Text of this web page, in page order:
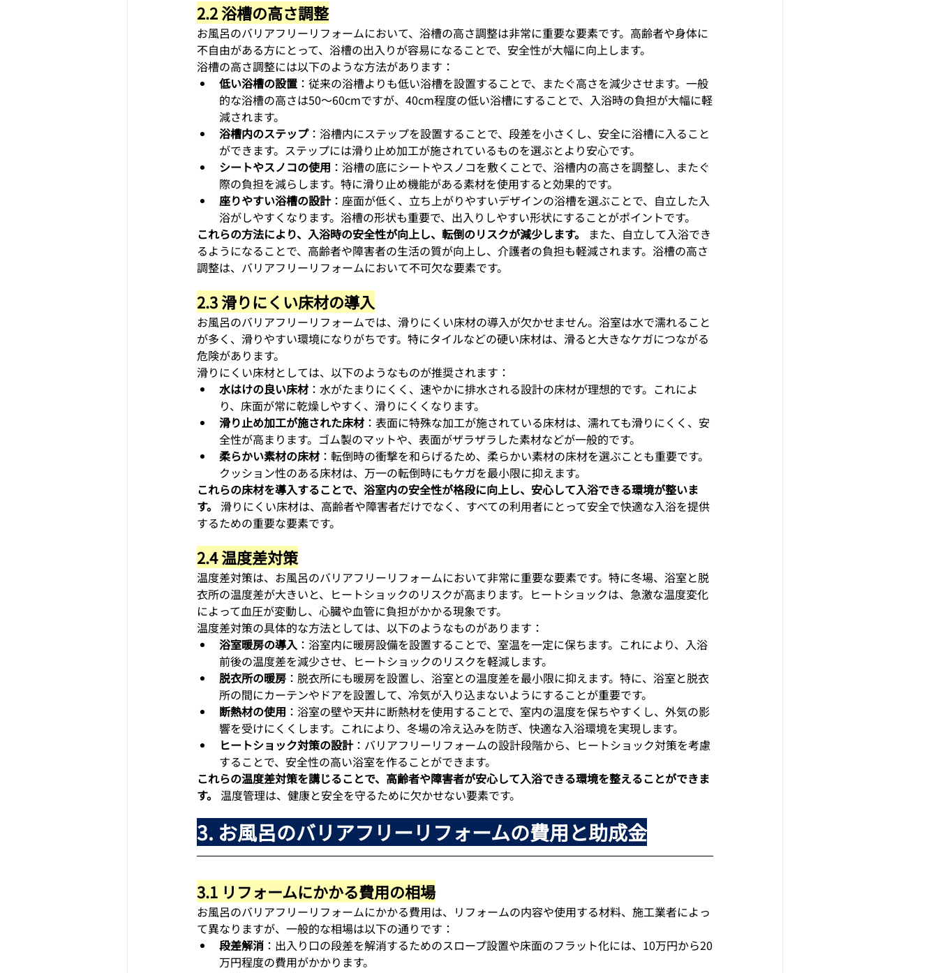
2.2 浴槽の高さ調整
お風呂のバリアフリーリフォームにおいて、浴槽の高さ調整は非常に重要な要素です。高齢者や身体に
不自由がある方にとって、浴槽の出入りが容易になることで、安全性が大幅に向上します。
浴槽の高さ調整には以下のような方法があります：
低い浴槽の設置 ：従来の浴槽よりも低い浴槽を設置することで、またぐ高さを減少させます。一般
的な浴槽の高さは50〜60cmですが、40cm程度の低い浴槽にすることで、入浴時の負担が大幅に軽
減されます。
浴槽内のステップ：浴槽内にステップを設置することで、段差を小さくし、安全に浴槽に入ること
ができます。ステップには滑り止め加工が施されているものを選ぶとより安心です。
シートやスノコの使用 ：浴槽の底にシートやスノコを敷くことで、浴槽内の高さを調整し、またぐ
際の負担を減らします。特に滑り止め機能がある素材を使用すると効果的です。
座りやすい浴槽の設計：座面が低く、立ち上がりやすいデザインの浴槽を選ぶことで、自立した入
浴がしやすくなります。浴槽の形状も重要で、出入りしやすい形状にすることがポイントです。
これらの方法により、入浴時の安全性が向上し、転倒のリスクが減少します。
また、自立して入浴でき
るようになることで、高齢者や障害者の生活の質が向上し、介護者の負担も軽減されます。浴槽の高さ
調整は、バリアフリーリフォームにおいて不可欠な要素です。
2.3 滑りにくい床材の導入
お風呂のバリアフリーリフォームでは、滑りにくい床材の導入が欠かせません。浴室は水で濡れること
が多く、滑りやすい環境になりがちです。特にタイルなどの硬い床材は、滑ると大きなケガにつながる
危険があります。
滑りにくい床材としては、以下のようなものが推奨されます：
水はけの良い床材 ：水がたまりにくく、速やかに排水される設計の床材が理想的です。これによ
り、床面が常に乾燥しやすく、滑りにくくなります。
滑り止め加工が施された床材 ：表面に特殊な加工が施されている床材は、濡れても滑りにくく、安
全性が高まります。ゴム製のマットや、表面がザラザラした素材などが一般的です。
柔らかい素材の床材 ：転倒時の衝撃を和らげるため、柔らかい素材の床材を選ぶことも重要です。
クッション性のある床材は、万一の転倒時にもケガを最小限に抑えます。
これらの床材を導入することで、浴室内の安全性が格段に向上し、安心して入浴できる環境が整いま
す。 滑りにくい床材は、高齢者や障害者だけでなく、すべての利用者にとって安全で快適な入浴を提供
するための重要な要素です。
2.4 温度差対策
温度差対策は、お風呂のバリアフリーリフォームにおいて非常に重要な要素です。特に冬場、浴室と脱
衣所の温度差が大きいと、ヒートショックのリスクが高まります。ヒートショックは、急激な温度変化
によって血圧が変動し、心臓や血管に負担がかかる現象です。
温度差対策の具体的な方法としては、以下のようなものがあります：
浴室暖房の導入 ：浴室内に暖房設備を設置することで、室温を一定に保ちます。これにより、入浴
前後の温度差を減少させ、ヒートショックのリスクを軽減します。
脱衣所の暖房 ：脱衣所にも暖房を設置し、浴室との温度差を最小限に抑えます。特に、浴室と脱衣
所の間にカーテンやドアを設置して、冷気が入り込まないようにすることが重要です。
断熱材の使用 ：浴室の壁や天井に断熱材を使用することで、室内の温度を保ちやすくし、外気の影
響を受けにくくします。これにより、冬場の冷え込みを防ぎ、快適な入浴環境を実現します。
ヒートショック対策の設計：バリアフリーリフォームの設計段階から、ヒートショック対策を考慮
することで、安全性の高い浴室を作ることができます。
これらの温度差対策を講じることで、高齢者や障害者が安心して入浴できる環境を整えることができま
す。 温度管理は、健康と安全を守るために欠かせない要素です。
3. お風呂のバリアフリーリフォームの費用と助成金
3.1 リフォームにかかる費用の相場
お風呂のバリアフリーリフォームにかかる費用は、リフォームの内容や使用する材料、施工業者によっ
て異なりますが、一般的な相場は以下の通りです：
段差解消 ：出入り口の段差を解消するためのスロープ設置や床面のフラット化には、10万円から20
万円程度の費用がかかります。